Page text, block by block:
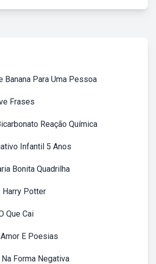
Banana Para Uma Pessoa
Frases
Reação Química
Infantil 5 Anos
Bonita Quadrilha
Potter
Que Cai
E Poesias
Forma Negativa